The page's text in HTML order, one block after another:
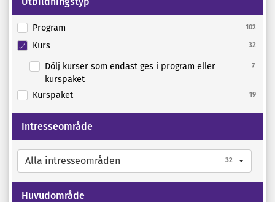
Program 102
Kurs 32
Dölj kurser som endast ges i program eller
kurspaket
7
Kurspaket 19
Intresseområde
Alla intresseområden 32
Huvudområde